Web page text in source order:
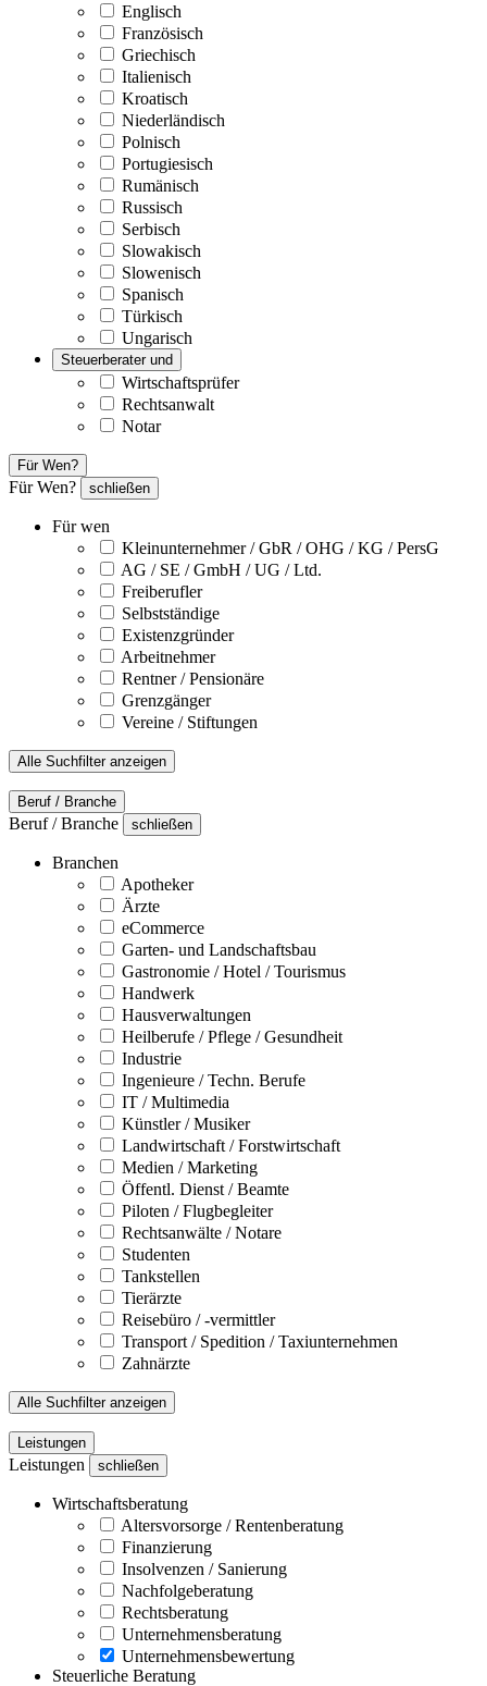
Englisch
Französisch
Griechisch
Italienisch
Kroatisch
Niederländisch
Polnisch
Portugiesisch
Rumänisch
Russisch
Serbisch
Slowakisch
Slowenisch
Spanisch
Türkisch
Ungarisch
Steuerberater und
Wirtschaftsprüfer
Rechtsanwalt
Notar
Für Wen?
Für Wen? schließen
Für wen
Kleinunternehmer / GbR / OHG / KG / PersG
AG / SE / GmbH / UG / Ltd.
Freiberufler
Selbstständige
Existenzgründer
Arbeitnehmer
Rentner / Pensionäre
Grenzgänger
Vereine / Stiftungen
Alle Suchfilter anzeigen
Beruf / Branche
Beruf / Branche schließen
Branchen
Apotheker
Ärzte
eCommerce
Garten- und Landschaftsbau
Gastronomie / Hotel / Tourismus
Handwerk
Hausverwaltungen
Heilberufe / Pflege / Gesundheit
Industrie
Ingenieure / Techn. Berufe
IT / Multimedia
Künstler / Musiker
Landwirtschaft / Forstwirtschaft
Medien / Marketing
Öffentl. Dienst / Beamte
Piloten / Flugbegleiter
Rechtsanwälte / Notare
Studenten
Tankstellen
Tierärzte
Reisebüro / -vermittler
Transport / Spedition / Taxiunternehmen
Zahnärzte
Alle Suchfilter anzeigen
Leistungen
Leistungen schließen
Wirtschaftsberatung
Altersvorsorge / Rentenberatung
Finanzierung
Insolvenzen / Sanierung
Nachfolgeberatung
Rechtsberatung
Unternehmensberatung
Unternehmensbewertung
Steuerliche Beratung